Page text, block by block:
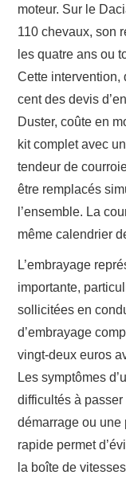
moteur. Sur le
110 chevaux, son
les quatre ans ou
Cette intervention,
cent des devis
Duster, coûte en
kit complet avec
tendeur de
être remplacés
l’ensemble. La
même calendrier
L’embrayage
importante,
sollicitées en
d’embrayage
vingt-deux euros
Les symptômes
difficultés à
démarrage ou
rapide permet
la boîte de